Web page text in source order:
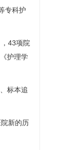
专科护
43项院
护理学
标本追
新的历